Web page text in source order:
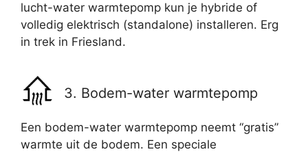
lucht-water warmtepomp kun je hybride of
volledig elektrisch (standalone) installeren. Erg
in trek in Friesland.
3. Bodem-water warmtepomp
Een bodem-water warmtepomp neemt “gratis”
warmte uit de bodem. Een speciale